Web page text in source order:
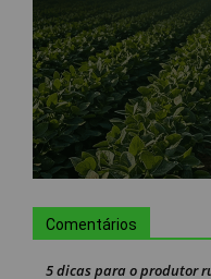
Comentários
5 dicas para o produtor